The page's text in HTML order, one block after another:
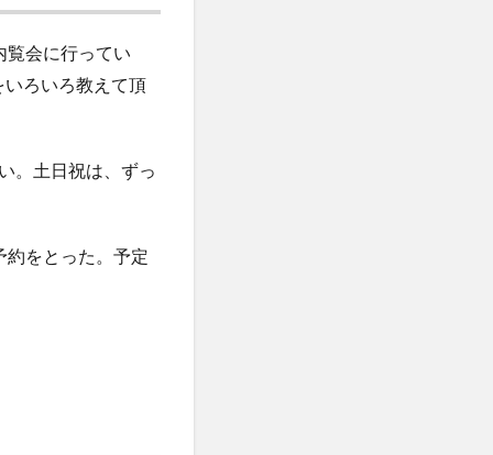
会に行ってい
ろいろ教えて頂
。土日祝は、ずっ
をとった。予定